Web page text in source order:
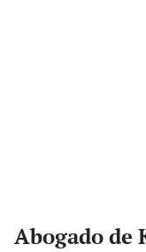
Abogado de